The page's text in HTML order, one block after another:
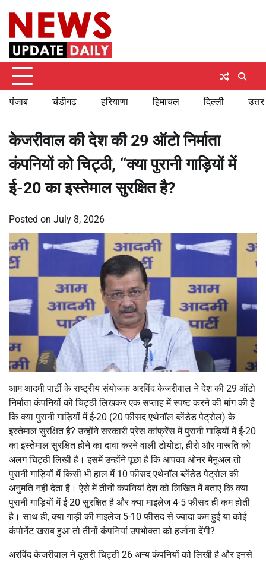
content
पंजाब चंडीगढ़ हरियाणा हिमाचल दिल्ली
केजरीवाल की देश की 29 ऑटो निर्माता
कंपनियों को चिट्ठी, ‘‘क्या पुरानी गाड़ियों में
ई-20 का इस्तेमाल सुरक्षित है?
Posted on July 8, 2026
आम आदमी पार्टी के राष्ट्रीय संयोजक अरविंद केजरीवाल ने देश की 29 ऑटो
निर्माता कंपनियों को चिट्ठी लिखकर एक सप्ताह में स्पष्ट करने की मांग की है
कि क्या पुरानी गाड़ियों में ई-20 (20 फीसद एथेनॉल ब्लेंडेड पेट्रोल) के
इस्तेमाल सुरक्षित है? उन्होंने सरकारी प्रेस कांफ्रेंस में पुरानी गाड़ियों में ई-20
का इस्तेमाल सुरक्षित होने का दावा करने वाली टोयोटा, हीरो और मारूति को
अलग चिट्ठी लिखी है। इसमें उन्होंने पूछा है कि आपका ओनर मैनुअल तो
पुरानी गाड़ियों में किसी भी हाल में 10 फीसद एथेनॉल ब्लेंडेड पेट्रोल की
अनुमति नहीं देता है। ऐसे में तीनों कंपनियां देश को लिखित में बताएं कि क्या
पुरानी गाड़ियों में ई-20 सुरक्षित है और क्या माइलेज 4-5 फीसद ही कम होती
है। साथ ही, क्या गाड़ी की माइलेज 5-10 फीसद से ज्यादा कम हुई या कोई
कंपोनेंट खराब हुआ तो तीनों कंपनियां उपभोक्ता को हर्जाना देंगी?
अरविंद केजरीवाल ने दूसरी चिट्ठी 26 अन्य कंपनियों को लिखी है और इनसे